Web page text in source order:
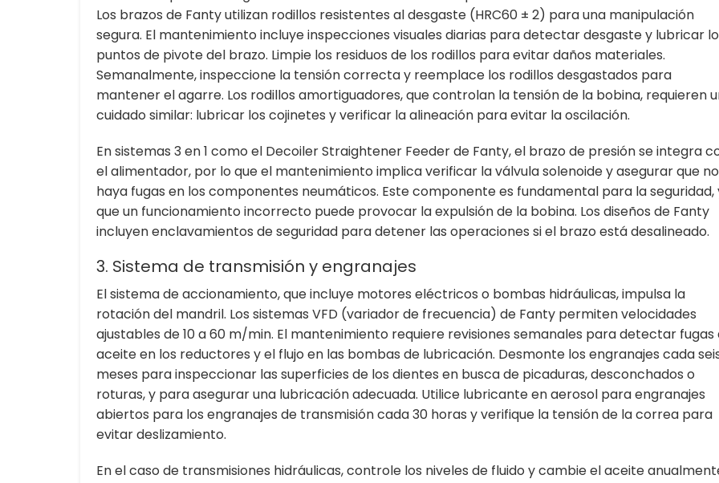
Los brazos de Fanty utilizan rodillos resistentes al desgaste (HRC60 ± 2) para una manipulación
segura. El mantenimiento incluye inspecciones visuales diarias para detectar desgaste y lubricar
puntos de pivote del brazo. Limpie los residuos de los rodillos para evitar daños materiales.
Semanalmente, inspeccione la tensión correcta y reemplace los rodillos desgastados para
mantener el agarre. Los rodillos amortiguadores, que controlan la tensión de la bobina, requieren
cuidado similar: lubricar los cojinetes y verificar la alineación para evitar la oscilación.
En sistemas 3 en 1 como el Decoiler Straightener Feeder de Fanty, el brazo de presión se integra
el alimentador, por lo que el mantenimiento implica verificar la válvula solenoide y asegurar que no
haya fugas en los componentes neumáticos. Este componente es fundamental para la seguridad,
que un funcionamiento incorrecto puede provocar la expulsión de la bobina. Los diseños de Fanty
incluyen enclavamientos de seguridad para detener las operaciones si el brazo está desalineado.
3. Sistema de transmisión y engranajes
El sistema de accionamiento, que incluye motores eléctricos o bombas hidráulicas, impulsa la
rotación del mandril. Los sistemas VFD (variador de frecuencia) de Fanty permiten velocidades
ajustables de 10 a 60 m/min. El mantenimiento requiere revisiones semanales para detectar fugas
aceite en los reductores y el flujo en las bombas de lubricación. Desmonte los engranajes cada
meses para inspeccionar las superficies de los dientes en busca de picaduras, desconchados o
roturas, y para asegurar una lubricación adecuada. Utilice lubricante en aerosol para engranajes
abiertos para los engranajes de transmisión cada 30 horas y verifique la tensión de la correa para
evitar deslizamiento.
En el caso de transmisiones hidráulicas, controle los niveles de fluido y cambie el aceite